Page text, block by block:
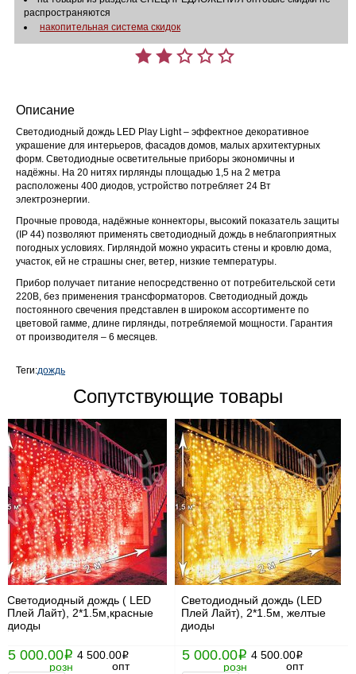
распространяются
накопительная система скидок
Описание
Светодиодный дождь LED Play Light – эффектное декоративное
украшение для интерьеров, фасадов домов, малых архитектурных
форм. Светодиодные осветительные приборы экономичны и
надёжны. На 20 нитях гирлянды площадью 1,5 на 2 метра
расположены 400 диодов, устройство потребляет 24 Вт
электроэнергии.
Прочные провода, надёжные коннекторы, высокий показатель защиты
(IP 44) позволяют применять светодиодный дождь в неблагоприятных
погодных условиях. Гирляндой можно украсить стены и кровлю дома,
участок, ей не страшны снег, ветер, низкие температуры.
Прибор получает питание непосредственно от потребительской сети
220В, без применения трансформаторов. Светодиодный дождь
постоянного свечения представлен в широком ассортименте по
цветовой гамме, длине гирлянды, потребляемой мощности. Гарантия
от производителя – 6 месяцев.
Теги:дождь
Сопутствующие товары
Светодиодный дождь ( LED
Плей Лайт), 2*1.5м,красные
диоды
5 000.00i
розн
4 500.00i
опт
Светодиодный дождь (LED
Плей Лайт), 2*1.5м, желтые
диоды
5 000.00i
розн
4 500.00i
опт